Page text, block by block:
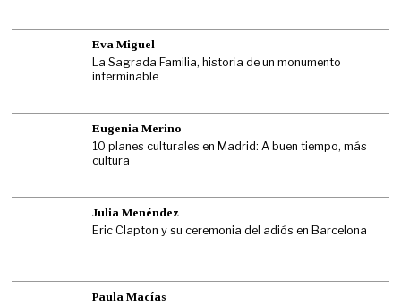
Eva Miguel
La Sagrada Familia, historia de un monumento
interminable
Eugenia Merino
10 planes culturales en Madrid: A buen tiempo, más
cultura
Julia Menéndez
Eric Clapton y su ceremonia del adiós en Barcelona
Paula Macías